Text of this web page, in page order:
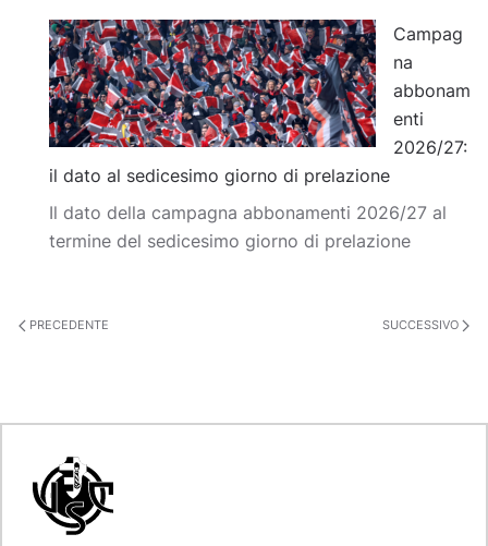
Campag
na
abbonam
enti
2026/27:
il dato al sedicesimo giorno di prelazione
Il dato della campagna abbonamenti 2026/27 al
termine del sedicesimo giorno di prelazione
PRECEDENTE SUCCESSIVO